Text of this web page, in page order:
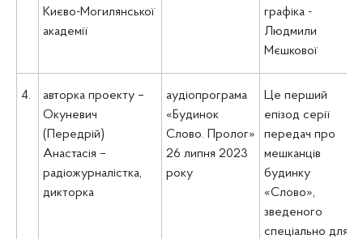
Києво-Могилянської
академії
графіка -
Людмили
Мєшкової
4.
авторка проекту –
Окуневич
(Передрій)
Анастасія –
радіожурналістка,
дикторка
аудіопрограма
«Будинок
Слово. Пролог»
26 липня 2023
року
Це перший
епізод серії
передач про
мешканців
будинку
«Слово»,
зведеного
спеціально для